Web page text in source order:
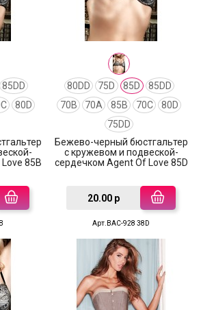
85DD
80D
85B
80DD 75D 85D
85DD
70B
70A 85B 70C
80D
75DD
Бежево-черный бюстгальтер
с кружевом и подвеской-
сердечком Agent Of Love 85D
20.00 р
Арт.BAC-928 38D